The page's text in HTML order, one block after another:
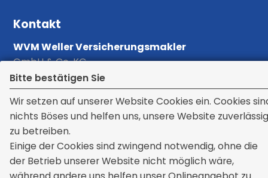
Bitte bestätigen Sie
Wir setzen auf unserer Website Cookies ein. Cookies
nichts Böses und helfen uns, unsere Website zuverlässig
zu betreiben.
Einige der Cookies sind zwingend notwendig, ohne die
der Betrieb unserer Website nicht möglich wäre,
Kontakt
WVM Weller Versicherungsmakler
GmbH & Co. KG
Rathausplatz 6
71566 Althütte
+49 7183 428900
service[at]weller-versicherungen.de